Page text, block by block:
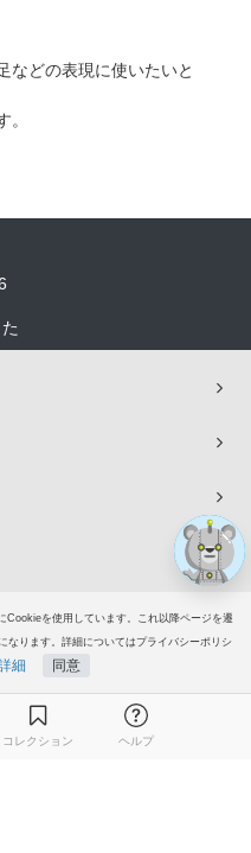
Cookieを使用しています。これ以降ページを遷
なります。詳細についてはプライバシーポリシ
細 同意
などの表現に使いたいと
。
ご意見・ご要望
ラストAC
コレクション ヘルプ